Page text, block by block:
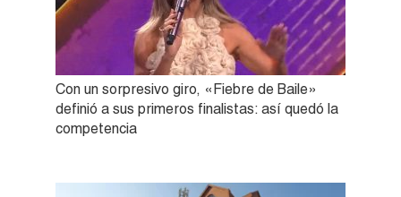
Con un sorpresivo giro, «Fiebre de Baile»
definió a sus primeros finalistas: así quedó la
competencia